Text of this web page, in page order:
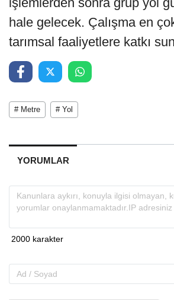
hale gelecek. Çalışma en
tarımsal faaliyetlere katkı
# Metre # Yol
YORUMLAR